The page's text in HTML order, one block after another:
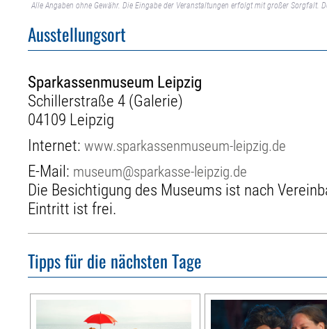
Alle Angaben ohne Gewähr. Die Eingabe der Veranstaltungen erfolgt mit großer Sorgfalt.
Ausstellungsort
Sparkassenmuseum Leipzig
Schillerstraße 4 (Galerie)
04109 Leipzig
Internet:www.sparkassenmuseum-leipzig.de
E-Mail: museum@sparkasse-leipzig.de
Die Besichtigung des Museums ist nach
Eintritt ist frei.
Tipps für die nächsten Tage